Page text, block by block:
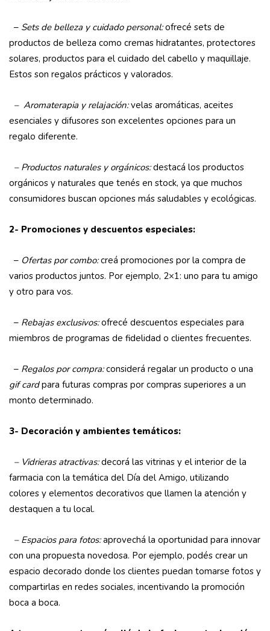
– Sets de belleza y cuidado personal:ofrecé sets de
productos de belleza como cremas hidratantes, protectores
solares, productos para el cuidado del cabello y maquillaje.
Estos son regalos prácticos y valorados.
– Aromaterapia y relajación: velas aromáticas, aceites
esenciales y difusores son excelentes opciones para un
regalo diferente.
– Productos naturales y orgánicos:destacá los productos
orgánicos y naturales que tenés en stock, ya que muchos
consumidores buscan opciones más saludables y ecológicas.
2- Promociones y descuentos especiales:
– Ofertas por combo:creá promociones por la compra de
varios productos juntos. Por ejemplo, 2×1: uno para tu amigo
y otro para vos.
– Rebajas exclusivos:ofrecé descuentos especiales para
miembros de programas de fidelidad o clientes frecuentes.
– Regalos por compra:considerá regalar un producto o una
gif cardpara futuras compras por compras superiores a un
monto determinado.
3- Decoración y ambientes temáticos:
– Vidrieras atractivas:decorá las vitrinas y el interior de la
farmacia con la temática del Día del Amigo, utilizando
colores y elementos decorativos que llamen la atención y
destaquen a tu local.
– Espacios para fotos:aprovechá la oportunidad para innovar
con una propuesta novedosa. Por ejemplo, podés crear un
espacio decorado donde los clientes puedan tomarse fotos y
compartirlas en redes sociales, incentivando la promoción
boca a boca.